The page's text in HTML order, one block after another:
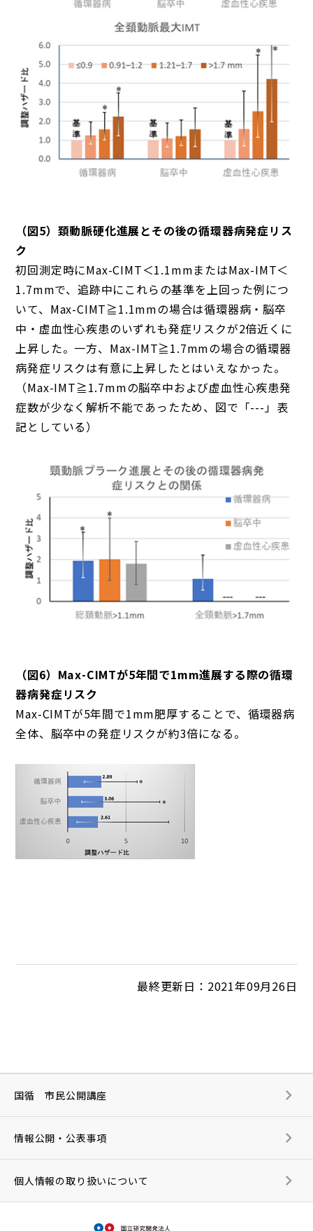
（図5）頚動脈硬化進展とその後の循環器病発症リス
ク
初回測定時にMax-CIMT＜1.1mmまたはMax-IMT＜
1.7mmで、追跡中にこれらの基準を上回った例につ
いて、Max-CIMT≧1.1mmの場合は循環器病・脳卒
中・虚血性心疾患のいずれも発症リスクが2倍近くに
上昇した。一方、Max-IMT≧1.7mmの場合の循環器
病発症リスクは有意に上昇したとはいえなかった。
（Max-IMT≧1.7mmの脳卒中および虚血性心疾患発
症数が少なく解析不能であったため、図で「---」表
記としている）
（図6）Max-CIMTが5年間で1mm進展する際の循環
器病発症リスク
Max-CIMTが5年間で1mm肥厚することで、循環器病
全体、脳卒中の発症リスクが約3倍になる。
最終更新日：2021年09月26日
国循 市民公開講座
情報公開・公表事項
個人情報の取り扱いについて